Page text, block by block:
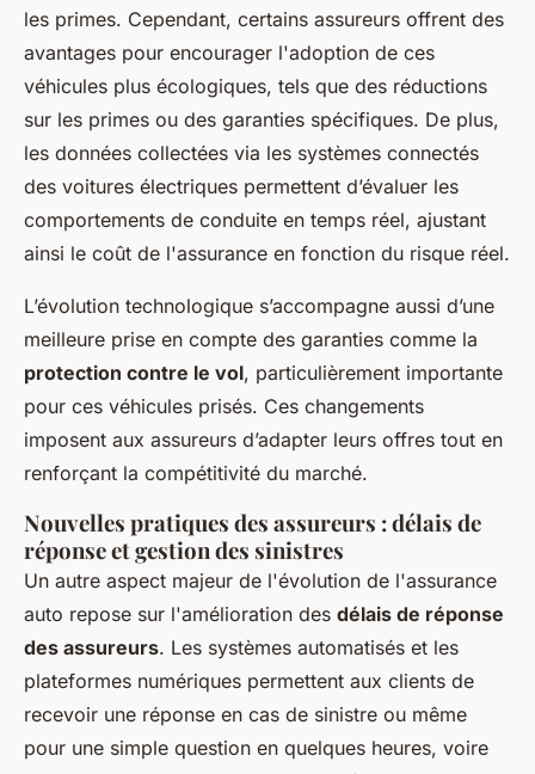
les primes. Cependant, certains assureurs offrent des
avantages pour encourager l'adoption de ces
véhicules plus écologiques, tels que des réductions
sur les primes ou des garanties spécifiques. De plus,
les données collectées via les systèmes connectés
des voitures électriques permettent d’évaluer les
comportements de conduite en temps réel, ajustant
ainsi le coût de l'assurance en fonction du risque réel.
L’évolution technologique s’accompagne aussi d’une
meilleure prise en compte des garanties comme la
protection contre le vol, particulièrement importante
pour ces véhicules prisés. Ces changements
imposent aux assureurs d’adapter leurs offres tout en
renforçant la compétitivité du marché.
Nouvelles pratiques des assureurs : délais de
réponse et gestion des sinistres
Un autre aspect majeur de l'évolution de l'assurance
auto repose sur l'amélioration des délais de réponse
des assureurs. Les systèmes automatisés et les
plateformes numériques permettent aux clients de
recevoir une réponse en cas de sinistre ou même
pour une simple question en quelques heures, voire